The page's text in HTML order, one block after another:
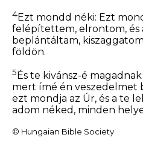
4Ezt mondd néki: Ezt
felépítettem, elrontom, és
beplántáltam,
földön.
5 És te kivánsz-é
mert ímé én veszedelmet
ezt mondja az Úr, és a te
adom néked, minden
© Hungaian Bible Society